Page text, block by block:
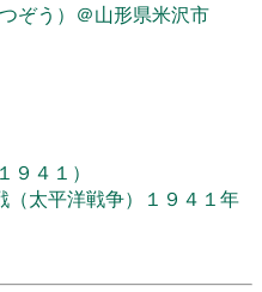
ぞう）＠山形県米沢市
９４１）
（太平洋戦争）１９４１年